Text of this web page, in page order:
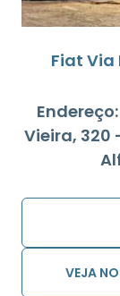
Fiat
Vieira, 320
VEJA